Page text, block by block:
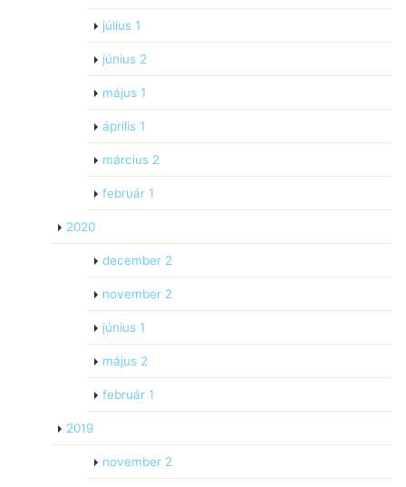
július 1
június 2
május 1
április 1
március 2
február 1
2020
december 2
november 2
június 1
május 2
február 1
2019
november 2